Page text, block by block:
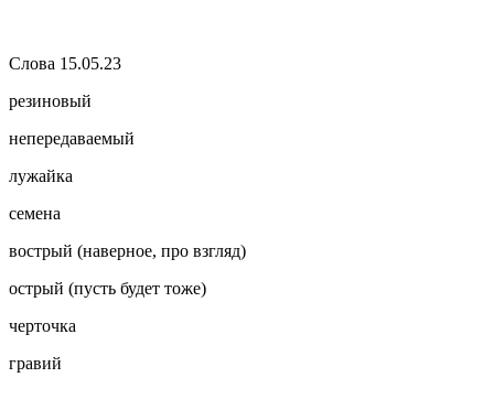
Слова 15.05.23
резиновый
непередаваемый
лужайка
семена
вострый (наверное, про взгляд)
острый (пусть будет тоже)
черточка
гравий